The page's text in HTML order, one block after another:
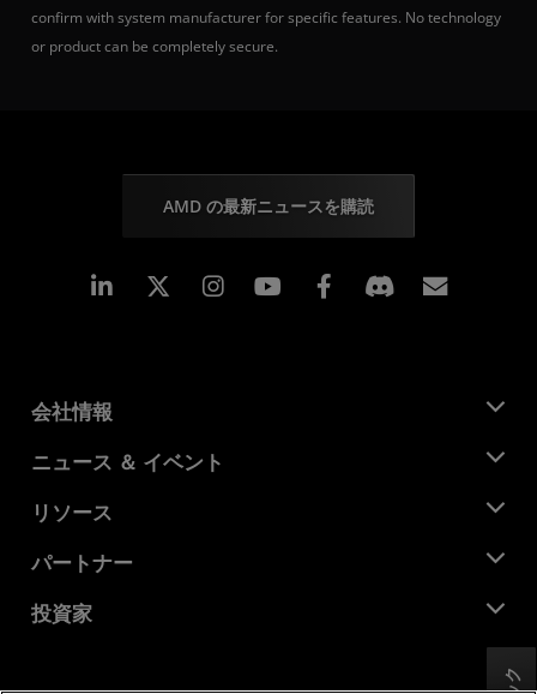
confirm with system manufacturer for specific features. No technology
or product can be completely secure.
AMD の最新ニュースを購読
Linkedin Instagram Facebook
会社情報
AMD について
企業責任
お問い合わせ
ニュース ＆ イベント
ニュースルーム
メディア ライブラリ
リソース
デベロッパー セントラル
ケース スタディ
パートナー
AMD パートナー ハブ
投資家
財務情報